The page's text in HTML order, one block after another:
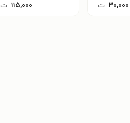
۳۰,۰۰۰ ت ۱۱۵,۰۰۰ ت